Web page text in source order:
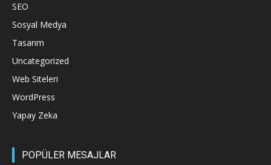
SEO
Sosyal Medya
Tasarım
Uncategorized
Web Siteleri
WordPress
Yapay Zeka
POPÜLER MESAJLAR